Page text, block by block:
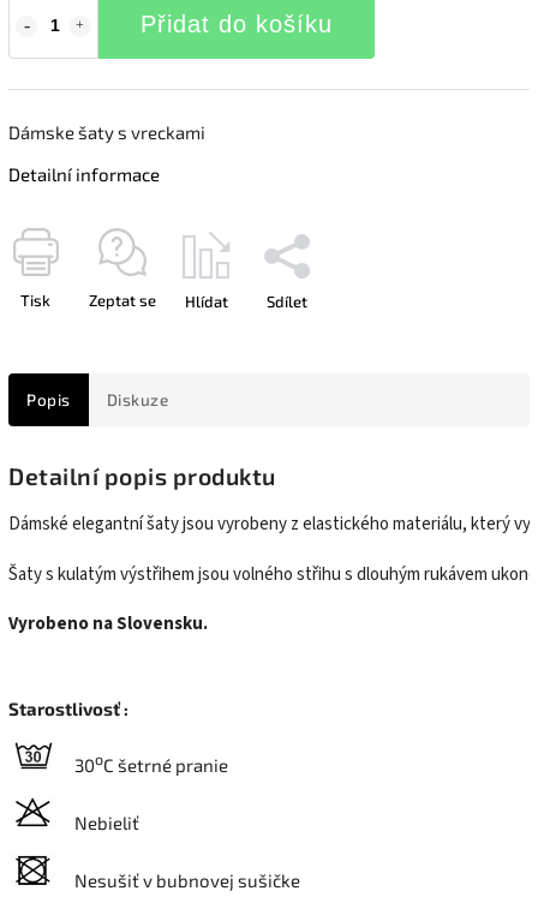
Přidat do košíku
Dámske šaty s vreckami
Detailní informace
Tisk Zeptat se Hlídat Sdílet
Popis Diskuze
Detailní popis produktu
Dámské elegantní šaty jsou vyrobeny z elastického materiálu, který
Šaty s kulatým výstřihem jsou volného střihu s dlouhým rukávem
Vyrobeno na Slovensku.
Starostlivosť :
30oC šetrné pranie
Nebieliť
Nesušiť v bubnovej sušičke